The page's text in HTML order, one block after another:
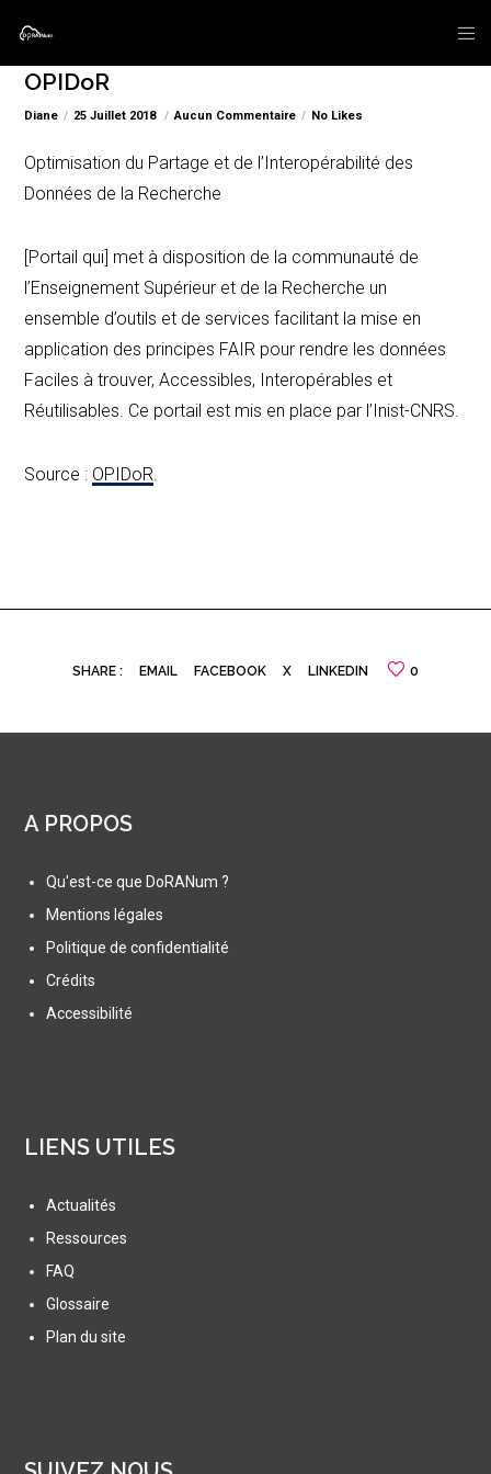
OPIDoR
Diane 25 Juillet 2018 Aucun Commentaire No Likes
Optimisation du Partage et de l’Interopérabilité des
Données de la Recherche
[Portail qui] met à disposition de la communauté de
l’Enseignement Supérieur et de la Recherche un
ensemble d’outils et de services facilitant la mise en
application des principes FAIR pour rendre les données
Faciles à trouver, Accessibles, Interopérables et
Réutilisables. Ce portail est mis en place par l’Inist-CNRS.
Source : OPIDoR.
SHARE : EMAIL FACEBOOK X LINKEDIN 0
A PROPOS
Qu'est-ce que DoRANum ?
Mentions légales
Politique de confidentialité
Crédits
Accessibilité
LIENS UTILES
Actualités
Ressources
FAQ
Glossaire
Plan du site